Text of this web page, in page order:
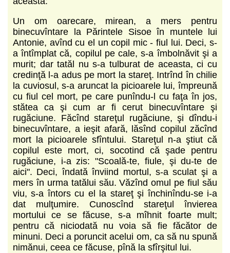
Un om oarecare, mirean, a mers pentru
binecuvîntare la Părintele Sisoe în muntele lui
Antonie, avînd cu el un copil mic - fiul lui. Deci, s-
a întîmplat că, copilul pe cale, s-a îmbolnăvit şi a
murit; dar tatăl nu s-a tulburat de aceasta, ci cu
credinţă l-a adus pe mort la stareţ. Intrînd în chilie
la cuviosul, s-a aruncat la picioarele lui, împreună
cu fiul cel mort, pe care punîndu-l cu faţa în jos,
stătea ca şi cum ar fi cerut binecuvîntare şi
rugăciune. Făcînd stareţul rugăciune, şi dîndu-i
binecuvîntare, a ieşit afară, lăsînd copilul zăcînd
mort la picioarele sfîntului. Stareţul n-a ştiut că
copilul este mort, ci, socotind că şade pentru
rugăciune, i-a zis: "Scoală-te, fiule, şi du-te de
aici". Deci, îndată înviind mortul, s-a sculat şi a
mers în urma tatălui său. Văzînd omul pe fiul său
viu, s-a întors cu el la stareţ şi închinîndu-se i-a
dat mulţumire. Cunoscînd stareţul învierea
mortului ce se făcuse, s-a mîhnit foarte mult;
pentru că niciodată nu voia să fie făcător de
minuni. Deci a poruncit acelui om, ca să nu spună
nimănui, ceea ce făcuse, pînă la sfîrşitul lui.